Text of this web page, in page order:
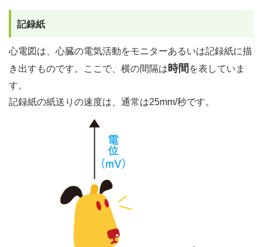
記録紙
心電図は、心臓の電気活動をモニターあるいは記録紙に描
き出すものです。ここで、横の間隔は時間 を表していま
す。
記録紙の紙送りの速度は、通常は25mm/秒です。